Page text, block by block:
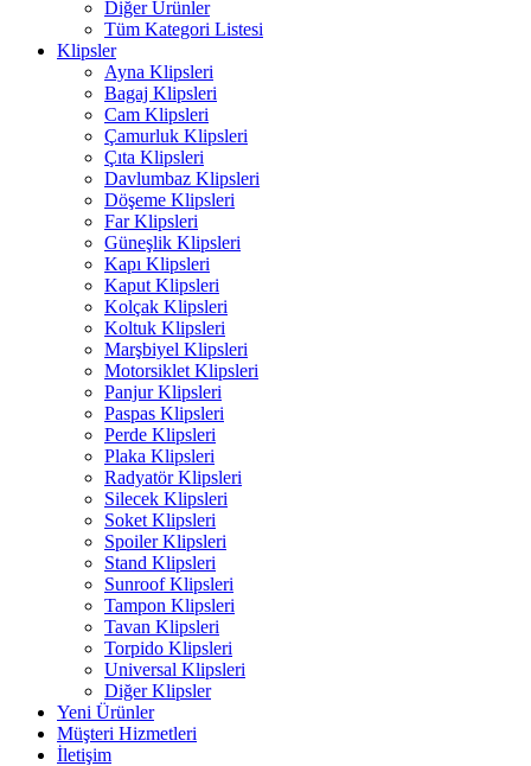
Diğer Ürünler
Tüm Kategori Listesi
Klipsler
Ayna Klipsleri
Bagaj Klipsleri
Cam Klipsleri
Çamurluk Klipsleri
Çıta Klipsleri
Davlumbaz Klipsleri
Döşeme Klipsleri
Far Klipsleri
Güneşlik Klipsleri
Kapı Klipsleri
Kaput Klipsleri
Kolçak Klipsleri
Koltuk Klipsleri
Marşbiyel Klipsleri
Motorsiklet Klipsleri
Panjur Klipsleri
Paspas Klipsleri
Perde Klipsleri
Plaka Klipsleri
Radyatör Klipsleri
Silecek Klipsleri
Soket Klipsleri
Spoiler Klipsleri
Stand Klipsleri
Sunroof Klipsleri
Tampon Klipsleri
Tavan Klipsleri
Torpido Klipsleri
Universal Klipsleri
Diğer Klipsler
Yeni Ürünler
Müşteri Hizmetleri
İletişim